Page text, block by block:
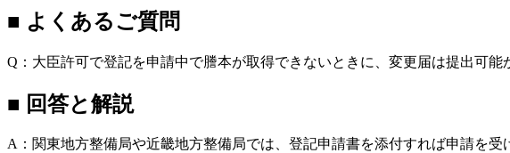
■ よくあるご質問
Q：大臣許可で登記を申請中で謄本が取得できないときに、変更届は提出可能
■ 回答と解説
A：関東地方整備局や近畿地方整備局では、登記申請書を添付すれば申請を受